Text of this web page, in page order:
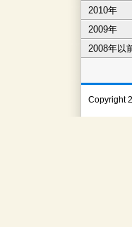
2010年
2009年
2008年以
Copyright